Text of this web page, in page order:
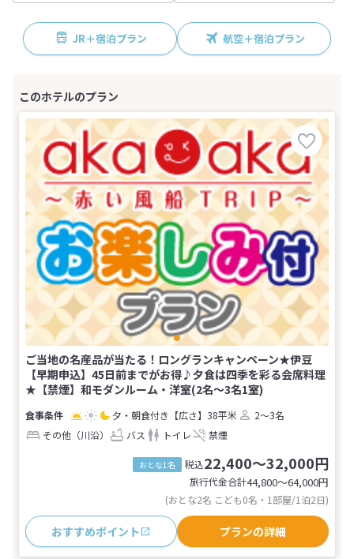
JR＋宿泊プラン 航空＋宿泊プラン
ご当地の名産品が当たる！ロングランキャンペーン★伊豆
【早期申込】45日前までがお得♪夕食は四季を彩る会席料理
★【禁煙】和モダンルーム・洋室(2名～3名1室)
夕・朝食付き 【広さ】38平米
2～3名
その他（川沿）
バス トイレ 禁煙
おとな1名 税込22,400～32,000円
旅行代金合計44,800〜64,000円
(おとな2名 こども0名・1部屋/1泊2日)
おすすめポイント プランの詳細